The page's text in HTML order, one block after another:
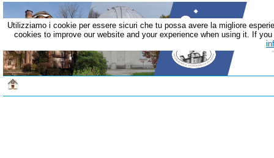
Utilizziamo i cookie per essere sicuri che tu possa avere la migliore
cookies to improve our website and your experience when using it. If